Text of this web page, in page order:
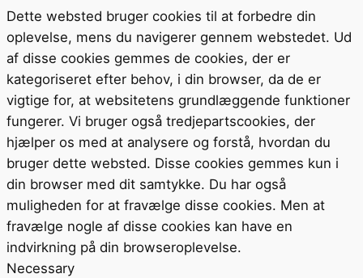
Dette websted bruger cookies til at forbedre din
oplevelse, mens du navigerer gennem webstedet. Ud
af disse cookies gemmes de cookies, der er
kategoriseret efter behov, i din browser, da de er
vigtige for, at websitetens grundlæggende funktioner
fungerer. Vi bruger også tredjepartscookies, der
hjælper os med at analysere og forstå, hvordan du
bruger dette websted. Disse cookies gemmes kun i
din browser med dit samtykke. Du har også
muligheden for at fravælge disse cookies. Men at
fravælge nogle af disse cookies kan have en
indvirkning på din browseroplevelse.
Necessary